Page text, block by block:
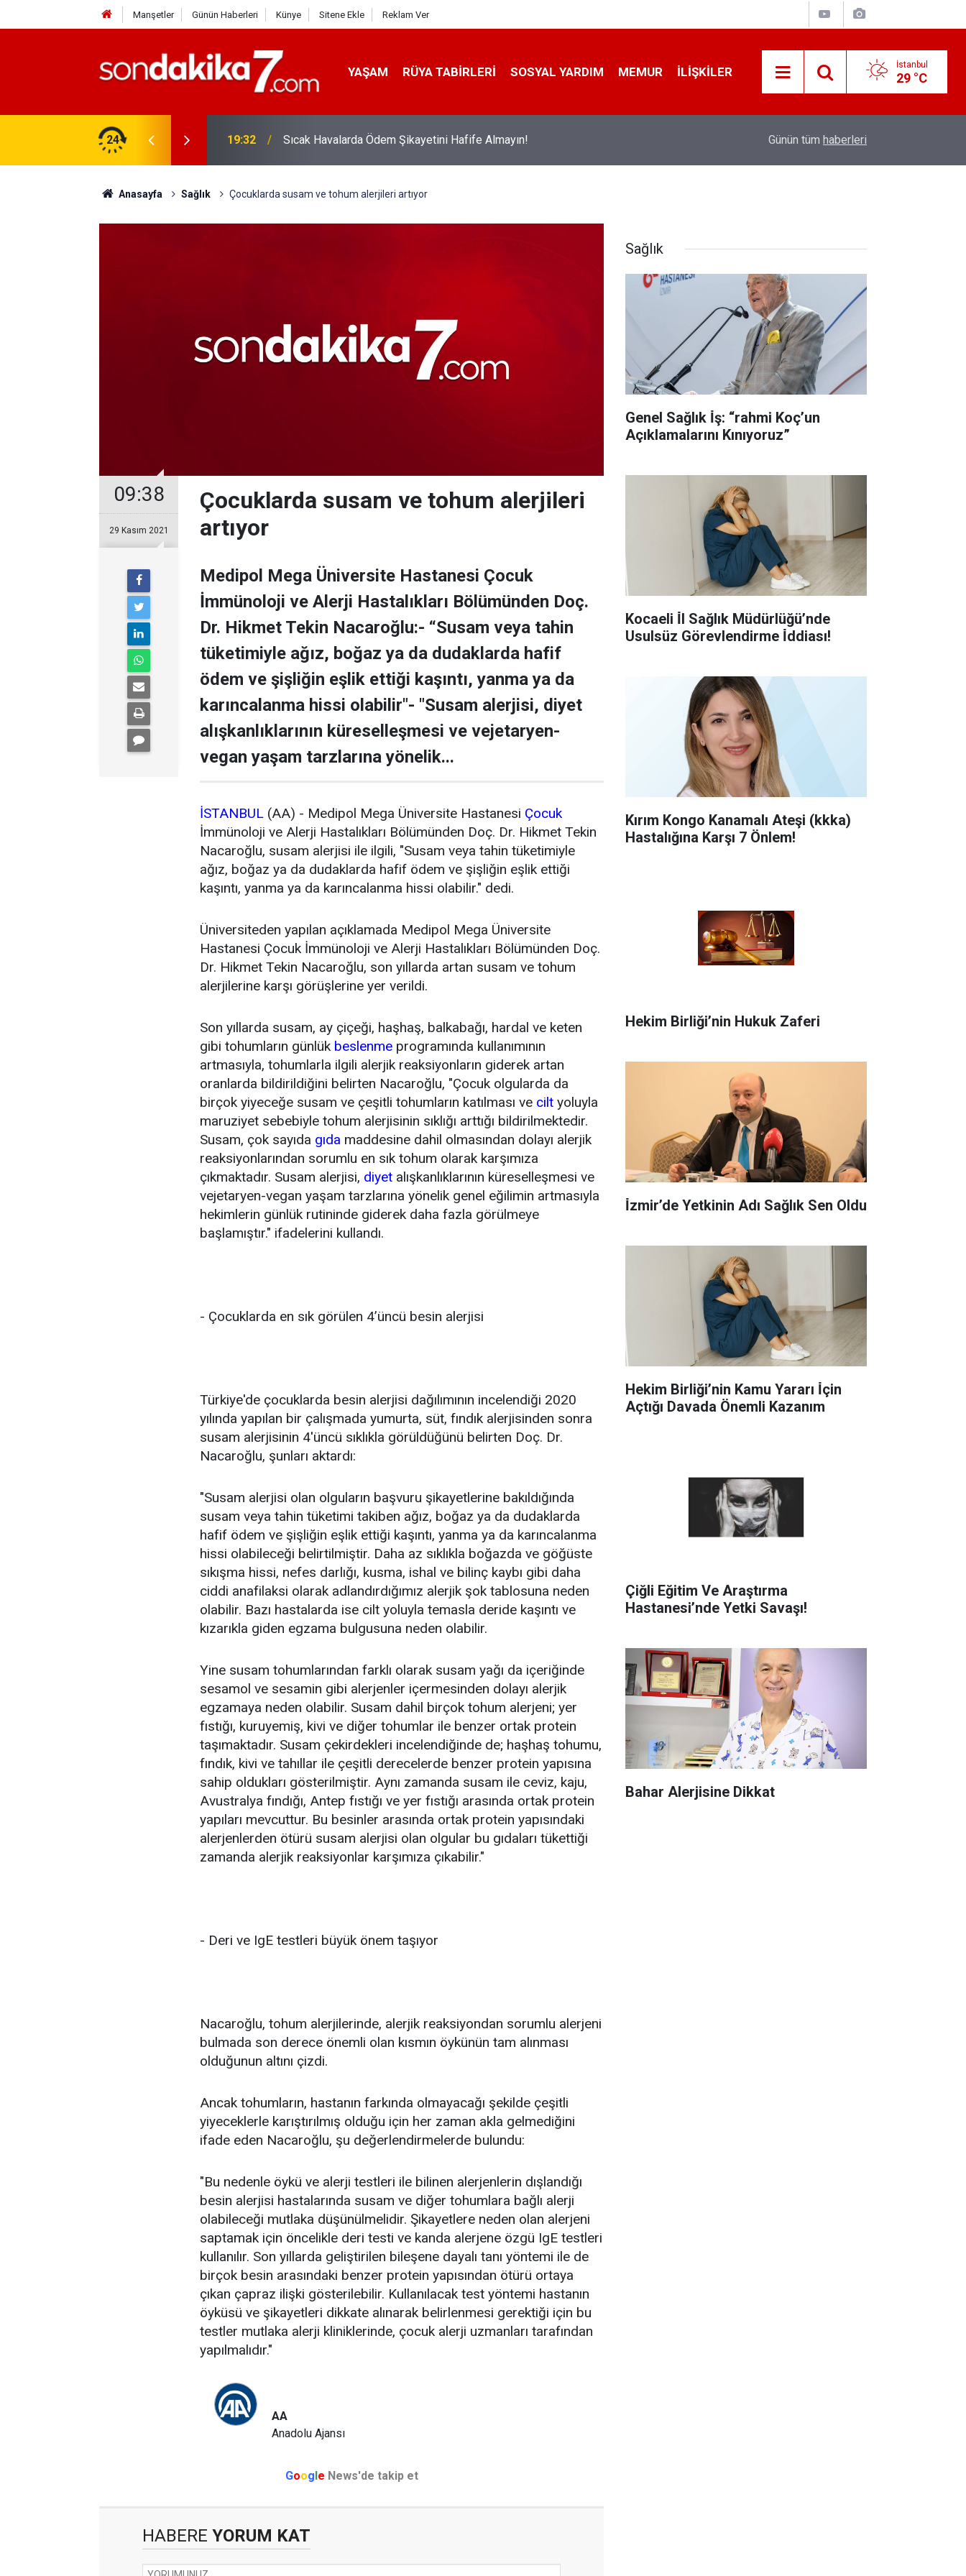
Manşetler Günün Haberleri Künye Sitene Ekle Reklam Ver
YAŞAM RÜYA TABIRLERI SOSYAL YARDIM MEMUR İLIŞKILER İstanbul
29 °C
24 19:32 Sıcak Havalarda Ödem Şikayetini Hafife Almayın! İ̇zmir 112’de Kan Donduran İ̇ddialar!
Günün tüm haberleri
Anasayfa Sağlık Çocuklarda susam ve tohum alerjileri artıyor
09:38
29 Kasım 2021
Çocuklarda susam ve tohum alerjileri
artıyor
Medipol Mega Üniversite Hastanesi Çocuk
İmmünoloji ve Alerji Hastalıkları Bölümünden Doç.
Dr. Hikmet Tekin Nacaroğlu:- “Susam veya tahin
tüketimiyle ağız, boğaz ya da dudaklarda hafif
ödem ve şişliğin eşlik ettiği kaşıntı, yanma ya da
karıncalanma hissi olabilir"- "Susam alerjisi, diyet
alışkanlıklarının küreselleşmesi ve vejetaryen-
vegan yaşam tarzlarına yönelik...
İSTANBUL (AA) - Medipol Mega Üniversite Hastanesi Çocuk
İmmünoloji ve Alerji Hastalıkları Bölümünden Doç. Dr. Hikmet Tekin
Nacaroğlu, susam alerjisi ile ilgili, "Susam veya tahin tüketimiyle
ağız, boğaz ya da dudaklarda hafif ödem ve şişliğin eşlik ettiği
kaşıntı, yanma ya da karıncalanma hissi olabilir." dedi.
Üniversiteden yapılan açıklamada Medipol Mega Üniversite
Hastanesi Çocuk İmmünoloji ve Alerji Hastalıkları Bölümünden Doç.
Dr. Hikmet Tekin Nacaroğlu, son yıllarda artan susam ve tohum
alerjilerine karşı görüşlerine yer verildi.
Son yıllarda susam, ay çiçeği, haşhaş, balkabağı, hardal ve keten
gibi tohumların günlük beslenme programında kullanımının
artmasıyla, tohumlarla ilgili alerjik reaksiyonların giderek artan
oranlarda bildirildiğini belirten Nacaroğlu, "Çocuk olgularda da
birçok yiyeceğe susam ve çeşitli tohumların katılması ve cilt yoluyla
maruziyet sebebiyle tohum alerjisinin sıklığı arttığı bildirilmektedir.
Susam, çok sayıda gıda maddesine dahil olmasından dolayı alerjik
reaksiyonlarından sorumlu en sık tohum olarak karşımıza
çıkmaktadır. Susam alerjisi, diyet alışkanlıklarının küreselleşmesi ve
vejetaryen-vegan yaşam tarzlarına yönelik genel eğilimin artmasıyla
hekimlerin günlük rutininde giderek daha fazla görülmeye
başlamıştır." ifadelerini kullandı.
- Çocuklarda en sık görülen 4’üncü besin alerjisi
Türkiye'de çocuklarda besin alerjisi dağılımının incelendiği 2020
yılında yapılan bir çalışmada yumurta, süt, fındık alerjisinden sonra
susam alerjisinin 4'üncü sıklıkla görüldüğünü belirten Doç. Dr.
Nacaroğlu, şunları aktardı:
"Susam alerjisi olan olguların başvuru şikayetlerine bakıldığında
susam veya tahin tüketimi takiben ağız, boğaz ya da dudaklarda
hafif ödem ve şişliğin eşlik ettiği kaşıntı, yanma ya da karıncalanma
hissi olabileceği belirtilmiştir. Daha az sıklıkla boğazda ve göğüste
sıkışma hissi, nefes darlığı, kusma, ishal ve bilinç kaybı gibi daha
ciddi anafilaksi olarak adlandırdığımız alerjik şok tablosuna neden
olabilir. Bazı hastalarda ise cilt yoluyla temasla deride kaşıntı ve
kızarıkla giden egzama bulgusuna neden olabilir.
Yine susam tohumlarından farklı olarak susam yağı da içeriğinde
sesamol ve sesamin gibi alerjenler içermesinden dolayı alerjik
egzamaya neden olabilir. Susam dahil birçok tohum alerjeni; yer
fıstığı, kuruyemiş, kivi ve diğer tohumlar ile benzer ortak protein
taşımaktadır. Susam çekirdekleri incelendiğinde de; haşhaş tohumu,
fındık, kivi ve tahıllar ile çeşitli derecelerde benzer protein yapısına
sahip oldukları gösterilmiştir. Aynı zamanda susam ile ceviz, kaju,
Avustralya fındığı, Antep fıstığı ve yer fıstığı arasında ortak protein
yapıları mevcuttur. Bu besinler arasında ortak protein yapısındaki
alerjenlerden ötürü susam alerjisi olan olgular bu gıdaları tükettiği
zamanda alerjik reaksiyonlar karşımıza çıkabilir."
- Deri ve IgE testleri büyük önem taşıyor
Nacaroğlu, tohum alerjilerinde, alerjik reaksiyondan sorumlu alerjeni
bulmada son derece önemli olan kısmın öykünün tam alınması
olduğunun altını çizdi.
Ancak tohumların, hastanın farkında olmayacağı şekilde çeşitli
yiyeceklerle karıştırılmış olduğu için her zaman akla gelmediğini
ifade eden Nacaroğlu, şu değerlendirmelerde bulundu:
"Bu nedenle öykü ve alerji testleri ile bilinen alerjenlerin dışlandığı
besin alerjisi hastalarında susam ve diğer tohumlara bağlı alerji
olabileceği mutlaka düşünülmelidir. Şikayetlere neden olan alerjeni
saptamak için öncelikle deri testi ve kanda alerjene özgü IgE testleri
kullanılır. Son yıllarda geliştirilen bileşene dayalı tanı yöntemi ile de
birçok besin arasındaki benzer protein yapısından ötürü ortaya
çıkan çapraz ilişki gösterilebilir. Kullanılacak test yöntemi hastanın
öyküsü ve şikayetleri dikkate alınarak belirlenmesi gerektiği için bu
testler mutlaka alerji kliniklerinde, çocuk alerji uzmanları tarafından
yapılmalıdır."
AA
Anadolu Ajansı
Google News'de takip et
HABERE YORUM KAT
Sağlık
Genel Sağlık İ̇ş: “rahmi Koç’un
Açıklamalarını Kınıyoruz”
Kocaeli İ̇l Sağlık Müdürlüğü’nde
Usulsüz Görevlendirme İ̇ddiası!
Kırım Kongo Kanamalı Ateşi (kkka)
Hastalığına Karşı 7 Önlem!
Hekim Birliği’nin Hukuk Zaferi
İ̇zmir’de Yetkinin Adı Sağlık Sen Oldu
Hekim Birliği’nin Kamu Yararı İ̇çin
Açtığı Davada Önemli Kazanım
Çiğli Eğitim Ve Araştırma
Hastanesi’nde Yetki Savaşı!
Bahar Alerjisine Dikkat